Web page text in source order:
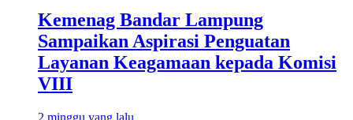
Kemenag Bandar Lampung
Sampaikan Aspirasi Penguatan
Layanan Keagamaan kepada Komisi
VIII